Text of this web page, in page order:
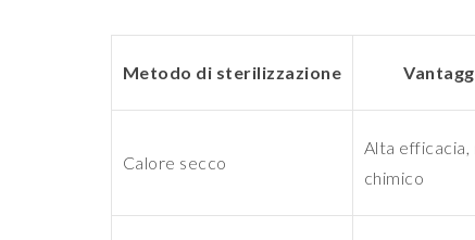
Metodo di sterilizzazione
Calore secco
Alta efficacia,
chimico